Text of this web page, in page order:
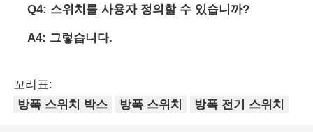
Q4: 스위치를 사용자 정의할 수 있습니까?
A4: 그렇습니다.
꼬리표:
방폭 스위치 박스
방폭 스위치 방폭 전기 스위치